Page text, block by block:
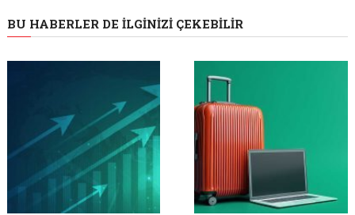
BU HABERLER DE İLGINIZI ÇEKEBILIR